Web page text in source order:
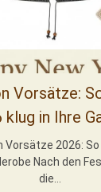
Vorsätze:
klug in Ihre
Vorsätze 2026:
Nach den
die...